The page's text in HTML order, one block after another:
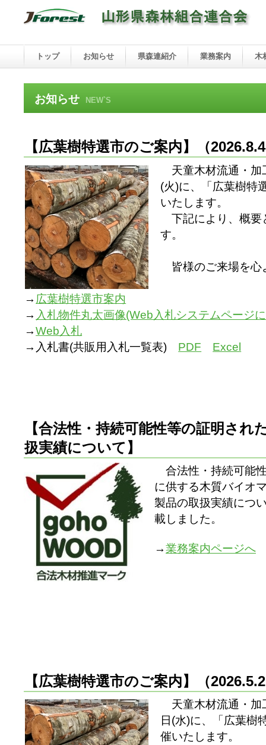
お知らせ NEW`S
【広葉樹特選市のご案内】 （
天童木材流通・加
(火)に、「広葉樹特
いたします。
下記により、概要
す。
皆様のご来場を心
→ 広葉樹特選市案内
→ 入札物件丸太画像(Web入札システムページ
→Web入札
→入札書(共販用入札一覧表) PDF Excel
【合法性・持続可能性等の証明され
扱実績について】
合法性・持続可能
に供する木質バイオ
製品の取扱実績につ
載しました。
→業務案内ページへ
【広葉樹特選市のご案内】 （
天童木材流通・加
日(水)に、「広葉樹
催いたします。
トップ お知らせ 県森連紹介 業務案内 木